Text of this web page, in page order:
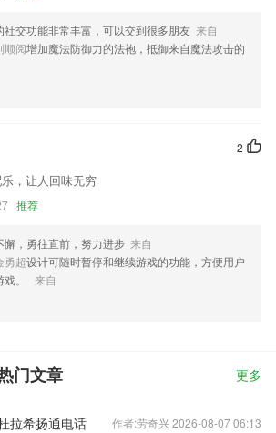
社交功能非常丰富，可以交到很多朋友 来自
阅增加魔法防御力的法袍，抵御来自魔法攻击的
2
，让人回味无穷
推荐
懈，勇往直前，努力进步 来自
勇超设计可随时暂停和继续游戏的功能，方便用户
。
来自
门文章 更多
拉希扬通电话 作者:劳奇兴 2026-08-07 06:13